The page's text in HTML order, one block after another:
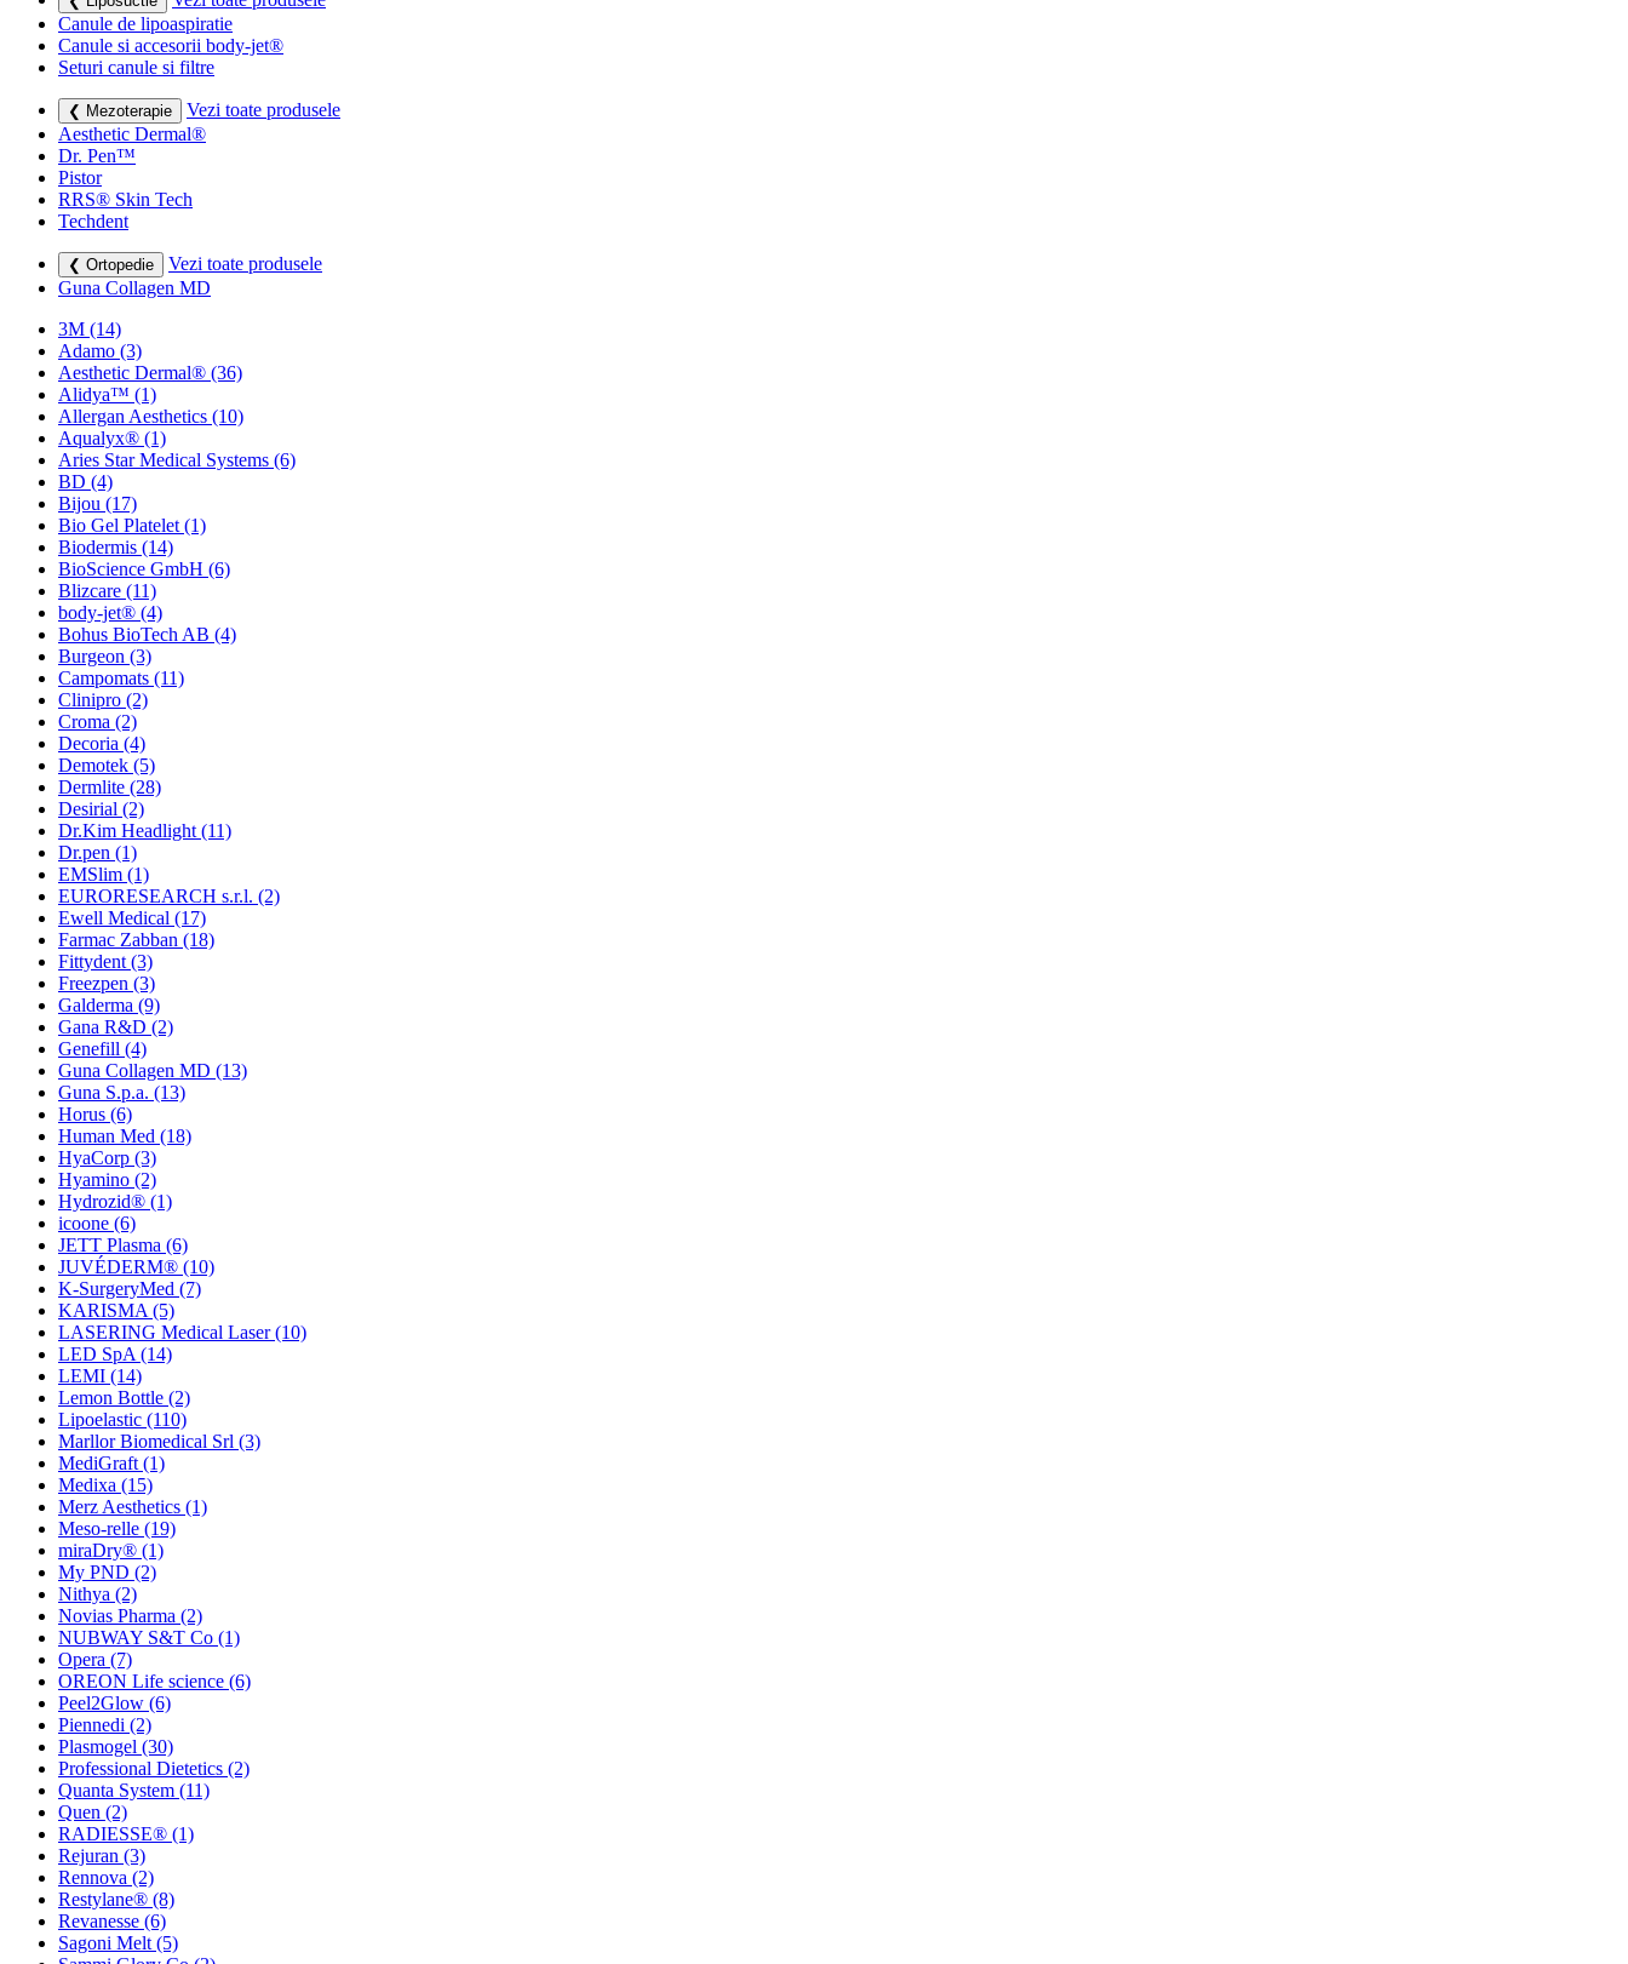
Canule de lipoaspiratie
Canule si accesorii body-jet®
Seturi canule si filtre
❮ Mezoterapie
Vezi toate produsele
Aesthetic Dermal®
Dr. Pen™
Pistor
RRS® Skin Tech
Techdent
❮ Ortopedie
Vezi toate produsele
Guna Collagen MD
3M (14)
Adamo (3)
Aesthetic Dermal® (36)
Alidya™ (1)
Allergan Aesthetics (10)
Aqualyx® (1)
Aries Star Medical Systems (6)
BD (4)
Bijou (17)
Bio Gel Platelet (1)
Biodermis (14)
BioScience GmbH (6)
Blizcare (11)
body-jet® (4)
Bohus BioTech AB (4)
Burgeon (3)
Campomats (11)
Clinipro (2)
Croma (2)
Decoria (4)
Demotek (5)
Dermlite (28)
Desirial (2)
Dr.Kim Headlight (11)
Dr.pen (1)
EMSlim (1)
EURORESEARCH s.r.l. (2)
Ewell Medical (17)
Farmac Zabban (18)
Fittydent (3)
Freezpen (3)
Galderma (9)
Gana R&D (2)
Genefill (4)
Guna Collagen MD (13)
Guna S.p.a. (13)
Horus (6)
Human Med (18)
HyaCorp (3)
Hyamino (2)
Hydrozid® (1)
icoone (6)
JETT Plasma (6)
JUVÉDERM® (10)
K-SurgeryMed (7)
KARISMA (5)
LASERING Medical Laser(10)
LED SpA (14)
LEMI (14)
Lemon Bottle (2)
Lipoelastic (110)
Marllor Biomedical Srl (3)
MediGraft (1)
Medixa (15)
Merz Aesthetics (1)
Meso-relle (19)
miraDry® (1)
My PND (2)
Nithya (2)
Novias Pharma (2)
NUBWAY S&T Co (1)
Opera (7)
OREON Life science (6)
Peel2Glow (6)
Piennedi (2)
Plasmogel (30)
Professional Dietetics (2)
Quanta System (11)
Quen (2)
RADIESSE® (1)
Rejuran (3)
Rennova (2)
Restylane® (8)
Revanesse (6)
Sagoni Melt (5)